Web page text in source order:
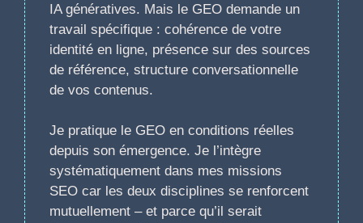
IA génératives. Mais le GEO demande un
travail spécifique : cohérence de votre
identité en ligne, présence sur des sources
de référence, structure conversationnelle
de vos contenus.
Je pratique le GEO en conditions réelles
depuis son émergence. Je l’intègre
systématiquement dans mes missions
SEO car les deux disciplines se renforcent
mutuellement – et parce qu’il serait